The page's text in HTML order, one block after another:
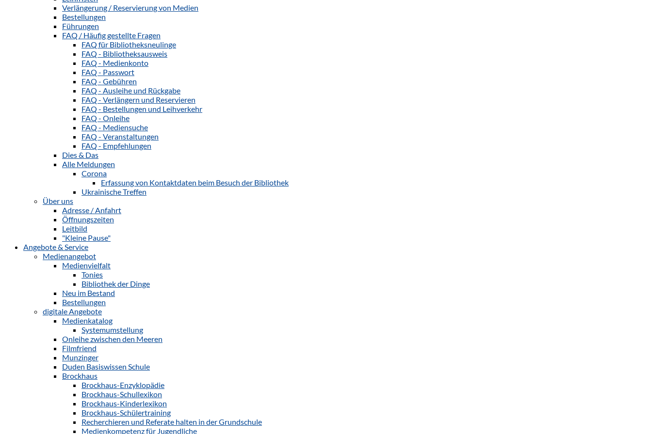
Verlängerung / Reservierung von Medien
Bestellungen
Führungen
FAQ / Häufig gestellte Fragen
FAQ für Bibliotheksneulinge
FAQ - Bibliotheksausweis
FAQ - Medienkonto
FAQ - Passwort
FAQ - Gebühren
FAQ - Ausleihe und Rückgabe
FAQ - Verlängern und Reservieren
FAQ - Bestellungen und Leihverkehr
FAQ - Onleihe
FAQ - Mediensuche
FAQ - Veranstaltungen
FAQ - Empfehlungen
Dies & Das
Alle Meldungen
Corona
Erfassung von Kontaktdaten beim Besuch der Bibliothek
Ukrainische Treffen
Über uns
Adresse / Anfahrt
Öffnungszeiten
Leitbild
"Kleine Pause"
Angebote & Service
Medienangebot
Medienvielfalt
Tonies
Bibliothek der Dinge
Neu im Bestand
Bestellungen
digitale Angebote
Medienkatalog
Systemumstellung
Onleihe zwischen den Meeren
Filmfriend
Munzinger
Duden Basiswissen Schule
Brockhaus
Brockhaus-Enzyklopädie
Brockhaus-Schullexikon
Brockhaus-Kinderlexikon
Brockhaus-Schülertraining
Recherchieren und Referate halten in der Grundschule
Medienkompetenz für Jugendliche